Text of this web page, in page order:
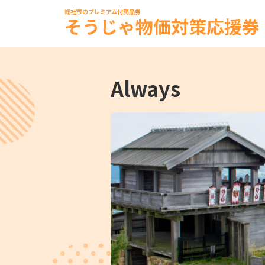
総社市のプレミアム付商品券
そうじゃ物価対策応援券
Always